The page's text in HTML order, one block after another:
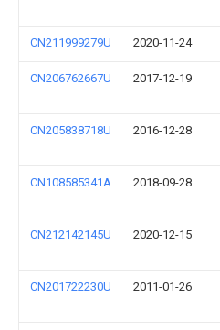
CN211999279U 2020-11-24
CN206762667U 2017-12-19
CN205838718U 2016-12-28
CN108585341A 2018-09-28
CN212142145U 2020-12-15
CN201722230U 2011-01-26